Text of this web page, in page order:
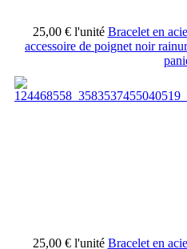
25,00 € l'unité Bracelet en
accessoire de poignet noir
25,00 € l'unité Bracelet en